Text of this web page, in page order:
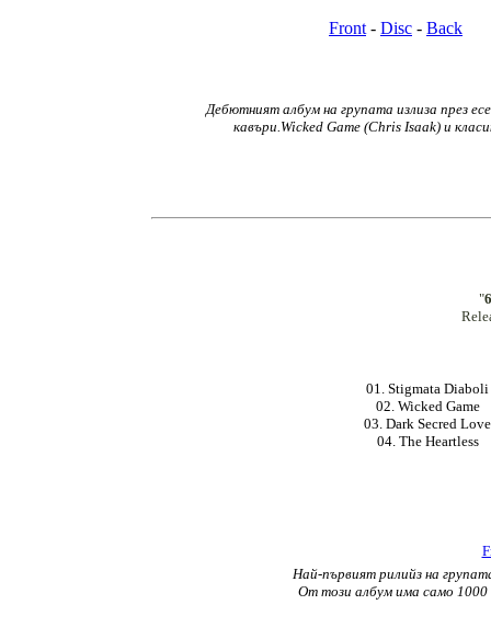
Front - Disc - Back
Дебютният албум на групата излиза през
кавъри.Wicked Game (Chris Isaak) и
"
01. Stigmata Diaboli
02. Wicked Game
03. Dark Secred Love
04. The Heartless
Най-първият рилийз на
От този албум има само 1000